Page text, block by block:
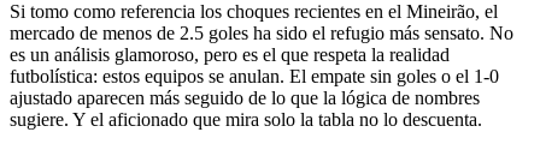
Si tomo como referencia los choques recientes en el Mineirão, el
mercado de menos de 2.5 goles ha sido el refugio más sensato. No
es un análisis glamoroso, pero es el que respeta la realidad
futbolística: estos equipos se anulan. El empate sin goles o el 1-0
ajustado aparecen más seguido de lo que la lógica de nombres
sugiere. Y el aficionado que mira solo la tabla no lo descuenta.